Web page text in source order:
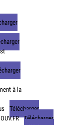
à la
Télécharger
Télécharger